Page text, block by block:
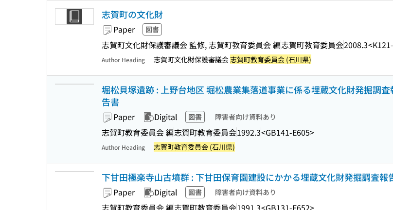
志賀町の文化財
Paper 図書
志賀町文化財保護審議会 監修, 志賀町教育委員会 編志賀町教育委員会2008.3
Author Heading 志賀町文化財保護審議会志賀町教育委員会 (石川県)
堀松貝塚遺跡 : 上野台地区 堀松農業集落道事業に係る埋蔵文化財発掘調査
告書
Paper Digital 図書 障害者向け資料あり
志賀町教育委員会 編志賀町教育委員会1992.3<GB141-E605>
Author Heading 志賀町教育委員会 (石川県)
下甘田極楽寺山古墳群 : 下甘田保育園建設にかかる埋蔵文化財発掘調査報
Paper Digital 図書 障害者向け資料あり
志賀町教育委員会 編志賀町教育委員会1991.3<GB131-E652>